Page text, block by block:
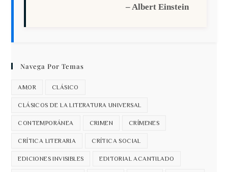
– Albert Einstein
Navega Por Temas
AMOR CLÁSICO
CLÁSICOS DE LA LITERATURA UNIVERSAL
CONTEMPORÁNEA CRIMEN CRÍMENES
CRÍTICA LITERARIA CRÍTICA SOCIAL
EDICIONES INVISIBLES EDITORIAL ACANTILADO